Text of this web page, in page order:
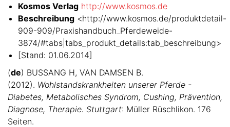
Kosmos Verlag http://www.kosmos.de
Beschreibung <http://www.kosmos.de/produktdetail-
909-909/Praxishandbuch_Pferdeweide-
3874/#tabs|tabs_produkt_details:tab_beschreibung>
[Stand: 01.06.2014]
(de) BUSSANG H, VAN DAMSEN B.
(2012). Wohlstandskrankheiten unserer Pferde -
Diabetes, Metabolisches Syndrom, Cushing, Prävention,
Diagnose, Therapie. Stuttgart: Müller Rüschlikon. 176
Seiten.